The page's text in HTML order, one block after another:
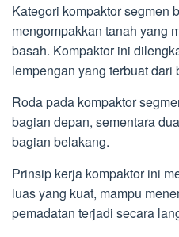
Kategori kompaktor segmen
mengompakkan tanah yang
basah. Kompaktor ini
lempengan yang terbuat dari
Roda pada kompaktor
bagian depan, sementara
bagian belakang.
Prinsip kerja kompaktor ini
luas yang kuat, mampu
pemadatan terjadi secara